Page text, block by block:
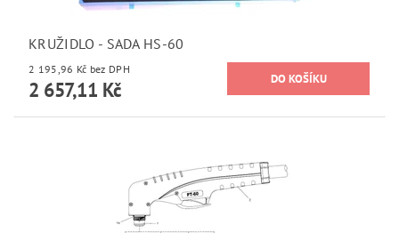
KRUŽIDLO - SADA HS-60
2 195,96 Kč bez DPH
2 657,11 Kč